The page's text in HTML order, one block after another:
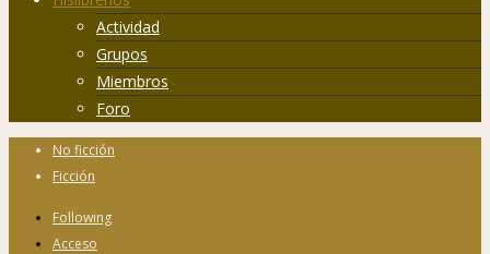
Actividad
Grupos
Miembros
Foro
No ficción
Ficción
Following
Acceso